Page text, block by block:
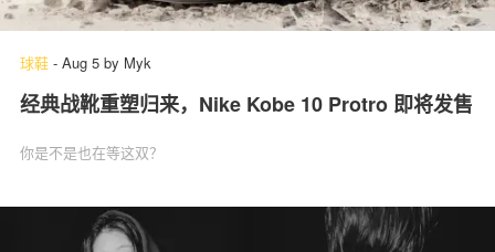
球鞋 - Aug 5 by Myk
经典战靴重塑归来，Nike Kobe 10 Protro 即将发售
你是不是也在等这双？